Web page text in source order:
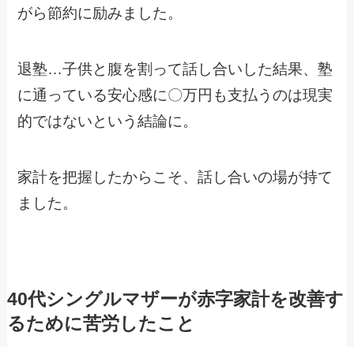
がら節約に励みました。
退塾…子供と腹を割って話し合いした結果、塾
に通っている安心感に〇万円も支払うのは現実
的ではないという結論に。
家計を把握したからこそ、話し合いの場が持て
ました。
40代シングルマザーが赤字家計を改善す
るために苦労したこと